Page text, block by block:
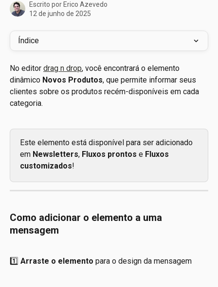
Escrito por Erico Azevedo
12 de junho de 2025
Índice
No editor drag n drop, você encontrará o elemento
dinâmico Novos Produtos, que permite informar seus
clientes sobre os produtos recém-disponíveis em cada
categoria.
Este elemento está disponível para ser adicionado
em Newsletters, Fluxos prontos e Fluxos
customizados!
Como adicionar o elemento a uma
mensagem
1️⃣ Arraste o elemento para o design da mensagem